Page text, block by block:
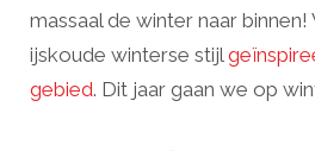
massaal de winter naar
ijskoude winterse stijl
gebied. Dit jaar gaan we op